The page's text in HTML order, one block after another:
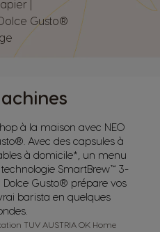
à la maison avec NEO
Avec des capsules à
à domicile*, un menu
SmartBrew™ 3-
Dolce Gusto® prépare vos
barista en quelques
TUV AUSTRIA OK Home